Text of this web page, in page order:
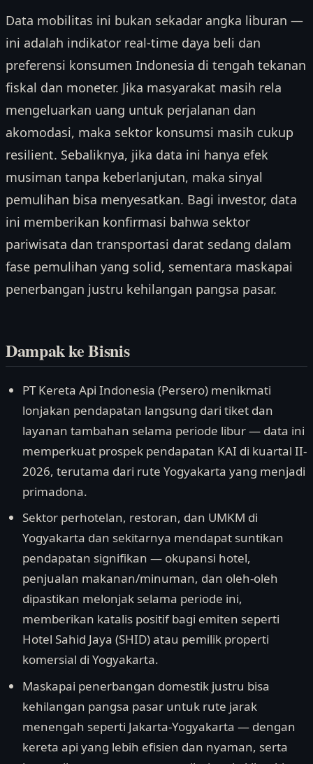
Data mobilitas ini bukan sekadar angka liburan —
ini adalah indikator real-time daya beli dan
preferensi konsumen Indonesia di tengah tekanan
fiskal dan moneter. Jika masyarakat masih rela
mengeluarkan uang untuk perjalanan dan
akomodasi, maka sektor konsumsi masih cukup
resilient. Sebaliknya, jika data ini hanya efek
musiman tanpa keberlanjutan, maka sinyal
pemulihan bisa menyesatkan. Bagi investor, data
ini memberikan konfirmasi bahwa sektor
pariwisata dan transportasi darat sedang dalam
fase pemulihan yang solid, sementara maskapai
penerbangan justru kehilangan pangsa pasar.
Dampak ke Bisnis
PT Kereta Api Indonesia (Persero) menikmati
lonjakan pendapatan langsung dari tiket dan
layanan tambahan selama periode libur — data ini
memperkuat prospek pendapatan KAI di kuartal II-
2026, terutama dari rute Yogyakarta yang menjadi
primadona.
Sektor perhotelan, restoran, dan UMKM di
Yogyakarta dan sekitarnya mendapat suntikan
pendapatan signifikan — okupansi hotel,
penjualan makanan/minuman, dan oleh-oleh
dipastikan melonjak selama periode ini,
memberikan katalis positif bagi emiten seperti
Hotel Sahid Jaya (SHID) atau pemilik properti
komersial di Yogyakarta.
Maskapai penerbangan domestik justru bisa
kehilangan pangsa pasar untuk rute jarak
menengah seperti Jakarta-Yogyakarta — dengan
kereta api yang lebih efisien dan nyaman, serta